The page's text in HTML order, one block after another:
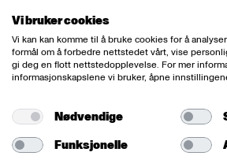
Følg oss på sosiale medier
Nettredaktør:Willy Bergsnov
Varsling og etiske retningslinjer
Vi bruker cookies
Vi kan kan komme til å bruke cookies for å
formål om å forbedre nettstedet vårt, vise
gi deg en flott nettstedopplevelse. For mer
informasjonskapslene vi bruker, åpne
Nødvendige
Funksjonelle